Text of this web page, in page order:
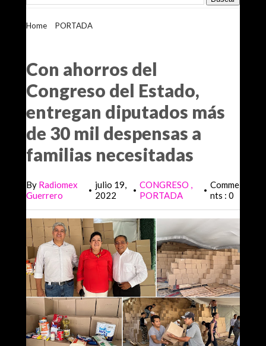
Home PORTADA
Con ahorros del
Congreso del Estado,
entregan diputados más
de 30 mil despensas a
familias necesitadas
By Radiomex
Guerrero
• julio 19,
2022
• CONGRESO
PORTADA
• Comme
nts : 0